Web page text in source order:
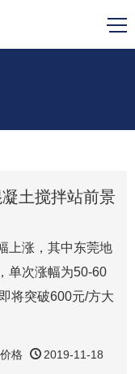
土搅拌站前景
上涨，其中东莞地
单次涨幅为50-60
将突破600元/方大
格 2019-11-18